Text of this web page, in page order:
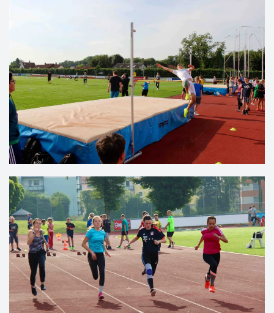
VERGRÖSSERN
VERGRÖSSERN